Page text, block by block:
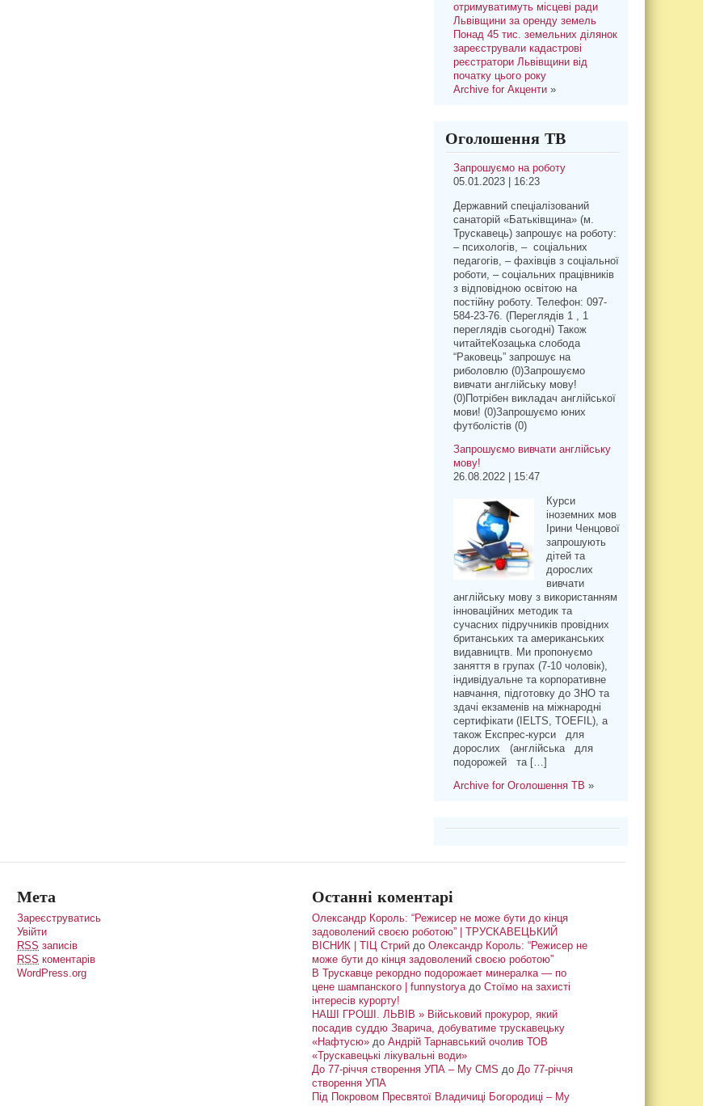
отримуватимуть місцеві ради
Львівщини за оренду земель
Понад 45 тис. земельних ділянок
зареєстрували кадастрові
реєстратори Львівщини від
початку цього року
Archive for Акценти»
Оголошення ТВ
Запрошуємо на роботу
05.01.2023 | 16:23
Державний спеціалізований
санаторій «Батьківщина» (м.
Трускавець) запрошує на роботу:
– психологів, – соціальних
педагогів, – фахівців з соціальної
роботи, – соціальних працівників
з відповідною освітою на
постійну роботу. Телефон: 097-
584-23-76. (Переглядів 1 , 1
переглядів сьогодні) Також
читайтеКозацька слобода
“Раковець” запрошує на
риболовлю (0)Запрошуємо
вивчати англійську мову!
(0)Потрібен викладач англійської
мови! (0)Запрошуємо юних
футболістів (0)
Запрошуємо вивчати англійську
мову!
26.08.2022 | 15:47
Курси
іноземних мов
Ірини Ченцової
запрошують
дітей та
дорослих
вивчати
англійську мову з використанням
інноваційних методик та
сучасних підручників провідних
британських та американських
видавництв. Ми пропонуємо
заняття в групах (7-10 чоловік),
індивідуальне та корпоративне
навчання, підготовку до ЗНО та
здачі екзаменів на міжнародні
сертифікати (IELTS, TOEFIL), а
також Експрес-курси для
дорослих (англійська для
подорожей та […]
Archive for Оголошення ТВ »
Мета
Зареєструватись
Увійти
RSS записів
RSS коментарів
WordPress.org
Останні коментарі
Олександр Король: “Режисер не може бути до кінця
задоволений своєю роботою” | ТРУСКАВЕЦЬКИЙ
ВІСНИК | ТІЦ Стрийдо Олександр Король: “Режисер не
може бути до кінця задоволений своєю роботою”
В Трускавце рекордно подорожает минералка — по
цене шампанского | funnystoryaдо Стоїмо на захисті
інтересів курорту!
НАШІ ГРОШІ. ЛЬВІВ » Військовий прокурор, який
посадив суддю Зварича, добуватиме трускавецьку
«Нафтусю»до Андрій Тарнавський очолив ТОВ
«Трускавецькі лікувальні води»
До 77-річчя створення УПА – My CMS до До 77-річчя
створення УПА
Під Покровом Пресвятої Владичиці Богородиці – My